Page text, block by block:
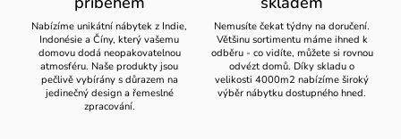
Nabízíme unikátní nábytek z Indie,
Indonésie a Číny, který vašemu
domovu dodá neopakovatelnou
atmosféru. Naše produkty jsou
pečlivě vybírány s důrazem na
jedinečný design a řemeslné
zpracování.
Nemusíte čekat týdny na doručení.
Většinu sortimentu máme ihned k
odběru - co vidíte, můžete si rovnou
odvézt domů. Díky skladu o
velikosti 4000m2 nabízíme široký
výběr nábytku dostupného hned.